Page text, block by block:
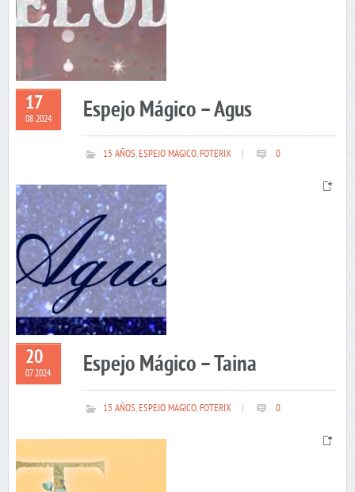
17
08 2024 Espejo Mágico – Agus
15 AÑOS,ESPEJO MAGICO,FOTERIX 0
20
07 2024 Espejo Mágico – Taina
15 AÑOS,ESPEJO MAGICO,FOTERIX 0